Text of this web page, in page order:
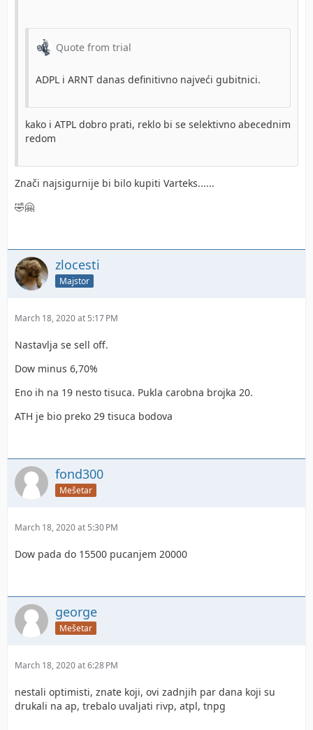
Quote from trial
ADPL i ARNT danas definitivno najveći gubitnici.
kako i ATPL dobro prati, reklo bi se selektivno abecednim
redom
Znači najsigurnije bi bilo kupiti Varteks......
🤣🤗
zlocesti
Majstor
March 18, 2020 at 5:17 PM
Nastavlja se sell off.
Dow minus 6,70%
Eno ih na 19 nesto tisuca. Pukla carobna brojka 20.
ATH je bio preko 29 tisuca bodova
fond300
Mešetar
March 18, 2020 at 5:30 PM
Dow pada do 15500 pucanjem 20000
george
Mešetar
March 18, 2020 at 6:28 PM
nestali optimisti, znate koji, ovi zadnjih par dana koji su
drukali na ap, trebalo uvaljati rivp, atpl, tnpg